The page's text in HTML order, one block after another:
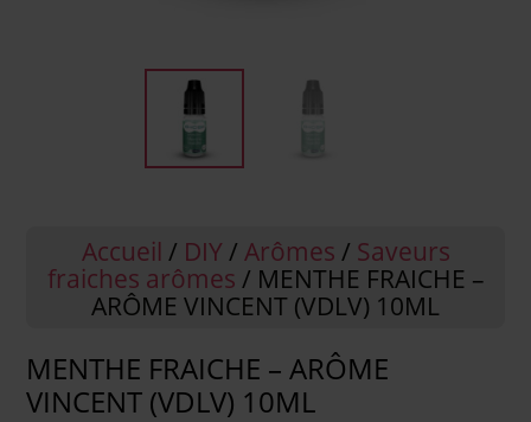
Accueil / DIY / Arômes / Saveurs
fraiches arômes / MENTHE FRAICHE –
ARÔME VINCENT (VDLV) 10ML
MENTHE FRAICHE – ARÔME
VINCENT (VDLV) 10ML